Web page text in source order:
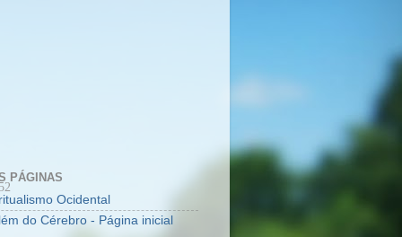
PÁGINAS
Ocidental
do Cérebro - Página inicial